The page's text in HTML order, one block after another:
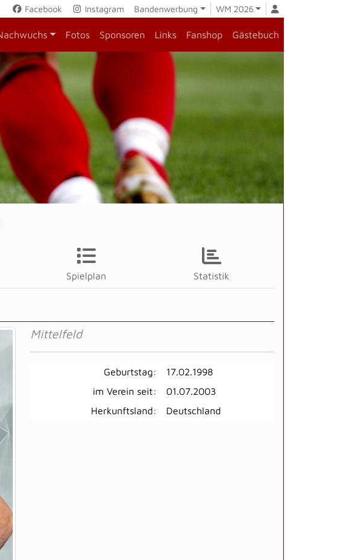
Facebook Instagram Bandenwerbung WM 2026
Fotos Sponsoren Links Fanshop Gästebuch
Spielplan Statistik
Mittelfeld
Geburtstag:
17.02.1998
im Verein seit:
01.07.2003
Herkunftsland:
Deutschland